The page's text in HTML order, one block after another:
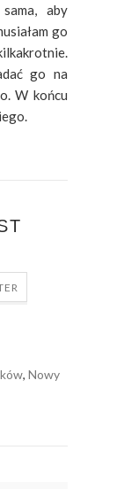
aby
go
go na
W końcu
, Nowy